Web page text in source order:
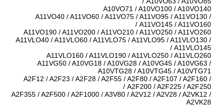
A10VO71 / A10VO100 / A10VO140
A11VO40 / A11VO60 / A11VO75 / A11VO95 / A11VO130 /
A11VO145 / A11VO160 /
A11VO190 / A11VO200 / A11VO210 / A11VO250 / A11VO260
A11VLO40 / A11VLO60 / A11VLO75 / A11VLO95 / A11VLO130 /
A11VLO145 /
A11VLO160 / A11VLO190 / A11VLO250 / A11VLO260
A11VG50 / A10VG18 / A10VG28 / A10VG45 / A10VG63 /
A10VTG28 / A10VTG45 / A10VTG71
A2F12 / A2F23 / A2F28 / A2F55 / A2F80 / A2F107 / A2F160 /
A2F200 / A2F225 / A2F250 /
A2F355 / A2F500 / A2F1000 / A3V80 / A2V12 / A2V28 / A2VK12 /
A2VK28